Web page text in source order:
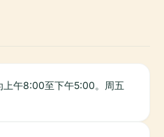
上午8:00至下午5:00。周五